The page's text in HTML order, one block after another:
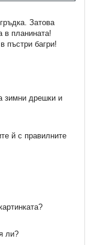
Затова
в планината!
пъстри багри!
зимни дрешки и
й с правилните
ли?